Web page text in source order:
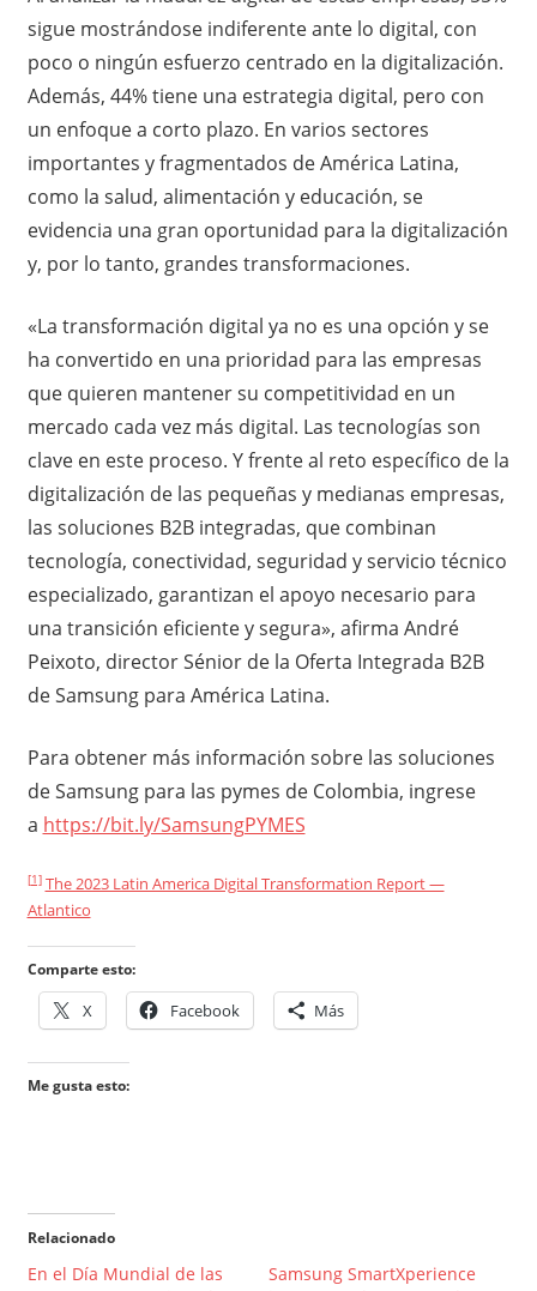
sigue mostrándose indiferente ante lo digital, con
poco o ningún esfuerzo centrado en la digitalización.
Además, 44% tiene una estrategia digital, pero con
un enfoque a corto plazo. En varios sectores
importantes y fragmentados de América Latina,
como la salud, alimentación y educación, se
evidencia una gran oportunidad para la digitalización
y, por lo tanto, grandes transformaciones.
«La transformación digital ya no es una opción y se
ha convertido en una prioridad para las empresas
que quieren mantener su competitividad en un
mercado cada vez más digital. Las tecnologías son
clave en este proceso. Y frente al reto específico de la
digitalización de las pequeñas y medianas empresas,
las soluciones B2B integradas, que combinan
tecnología, conectividad, seguridad y servicio técnico
especializado, garantizan el apoyo necesario para
una transición eficiente y segura», afirma André
Peixoto, director Sénior de la Oferta Integrada B2B
de Samsung para América Latina.
Para obtener más información sobre las soluciones
de Samsung para las pymes de Colombia, ingrese
a https://bit.ly/SamsungPYMES
[1] The 2023 Latin America Digital Transformation Report —
Atlantico
Comparte esto:
X Facebook Más
Me gusta esto:
Relacionado
En el Día Mundial de las
Samsung SmartXperience